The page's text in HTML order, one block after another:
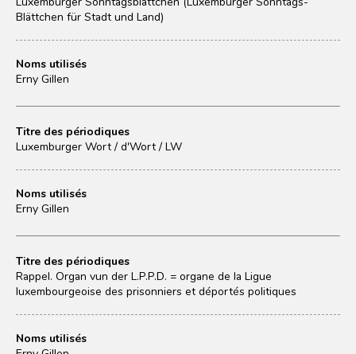
Blättchen für Stadt und Land)
Noms utilisés
Erny Gillen
Titre des périodiques
Luxemburger Wort / d'Wort / LW
Noms utilisés
Erny Gillen
Titre des périodiques
Rappel. Organ vun der L.P.P.D. = organe de la Ligue
luxembourgeoise des prisonniers et déportés politiques
Noms utilisés